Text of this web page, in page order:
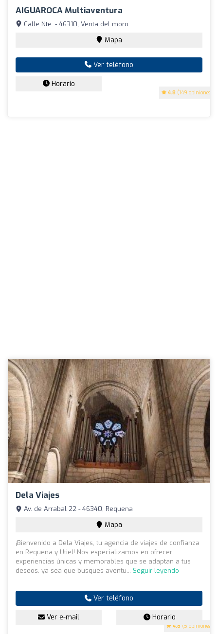
AIGUAROCA Multiaventura
4.8 (149 opiniones)
Calle Nte. - 46310, Venta del moro
Mapa
Ver teléfono
Horario
Dela Viajes
4.8 (5 opiniones)
Av. de Arrabal 22 - 46340, Requena
Mapa
¡Bienvenido a Dela Viajes, tu agencia de viajes de confianza
en Requena y Utiel! Nos especializamos en ofrecer
experiencias únicas y memorables que se adaptan a tus
deseos, ya sea que busques aventu... Seguir leyendo
Ver teléfono
Ver e-mail Horario